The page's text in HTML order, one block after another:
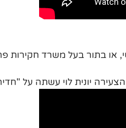
בתור בעל משרד חקירות